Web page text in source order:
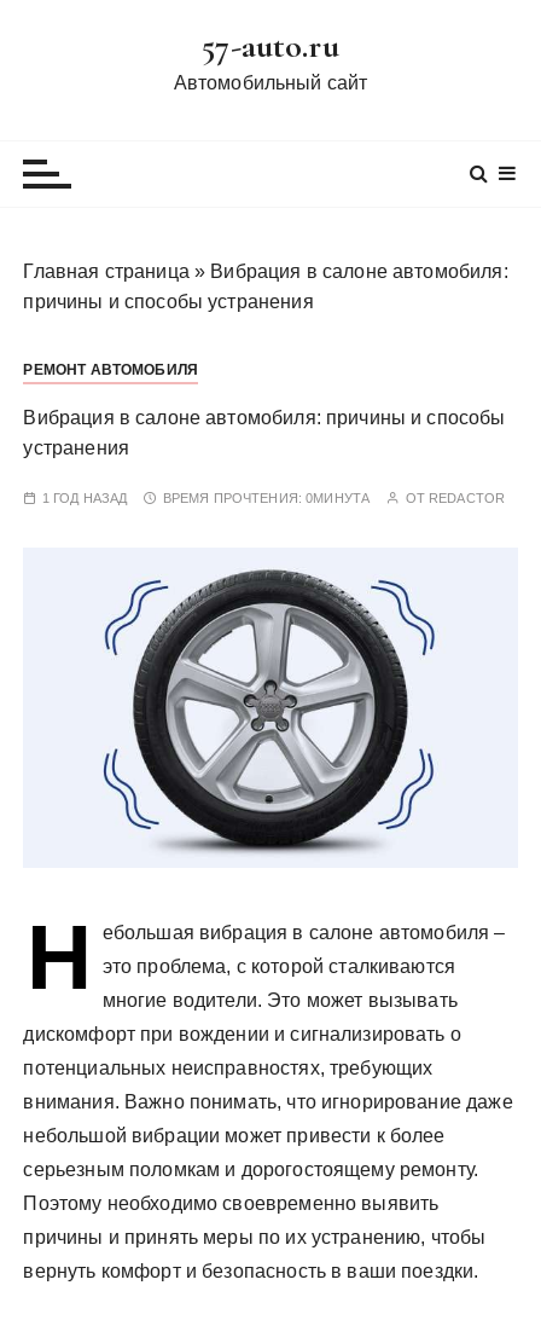
57-auto.ru
Автомобильный сайт
Главная страница » Вибрация в салоне автомобиля:
причины и способы устранения
РЕМОНТ АВТОМОБИЛЯ
Вибрация в салоне автомобиля: причины и способы
устранения
1 ГОД НАЗАД ВРЕМЯ ПРОЧТЕНИЯ:0МИНУТА ОТ REDACTOR
Н
ебольшая вибрация в салоне автомобиля –
это проблема, с которой сталкиваются
многие водители. Это может вызывать
дискомфорт при вождении и сигнализировать о
потенциальных неисправностях, требующих
внимания. Важно понимать, что игнорирование даже
небольшой вибрации может привести к более
серьезным поломкам и дорогостоящему ремонту.
Поэтому необходимо своевременно выявить
причины и принять меры по их устранению, чтобы
вернуть комфорт и безопасность в ваши поездки.